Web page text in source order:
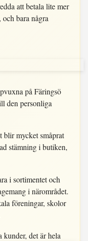
att betala lite mer
bara några
på Färingsö
den personliga
blir mycket småprat
stämning i butiken,
i sortimentet och
i närområdet.
föreningar, skolor
det är hela